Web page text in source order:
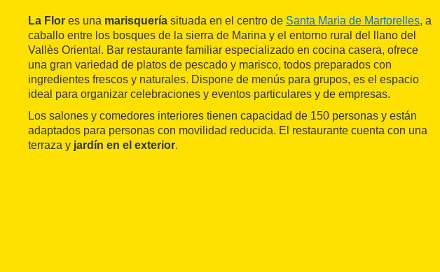
La Flor es una marisquería situada en el centro de Santa Maria de Martorelles, a
caballo entre los bosques de la sierra de Marina y el entorno rural del llano del
Vallès Oriental. Bar restaurante familiar especializado en cocina casera, ofrece
una gran variedad de platos de pescado y marisco, todos preparados con
ingredientes frescos y naturales. Dispone de menús para grupos, es el espacio
ideal para organizar celebraciones y eventos particulares y de empresas.
Los salones y comedores interiores tienen capacidad de 150 personas y están
adaptados para personas con movilidad reducida. El restaurante cuenta con una
terraza y jardín en el exterior.